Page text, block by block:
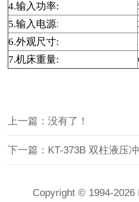
4.输入功率:
5.输入电源:
6.外观尺寸:
7.机床重量:
上一篇：没有了！
下一篇：KT-373B 双柱液压
Copyright © 1994-2026